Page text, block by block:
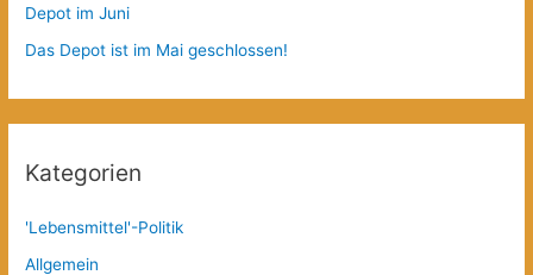
Depot im Juni
Das Depot ist im Mai geschlossen!
Kategorien
'Lebensmittel'-Politik
Allgemein